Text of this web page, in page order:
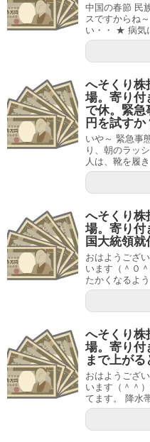
中国の春節 民
スですからね
い・・ ★ 病気
へそくり
場。寄り付
で休。緊急
円を試すか
いや～ 緊急事
り、朝のラッ
人は、靴を履
へそくり
場。寄り付
国大統領就
おはようござ
います（＾０
たかくなるよ
へそくり
場。寄り付
まで上がる
おはようござ
います（＾＾
てます。 降水